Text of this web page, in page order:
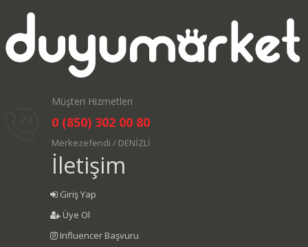
Müşteri Hizmetleri
0 (850) 302 00 80
Merkezefendi / DENİZLİ
İletişim
Giriş Yap
Üye Ol
Influencer Başvuru